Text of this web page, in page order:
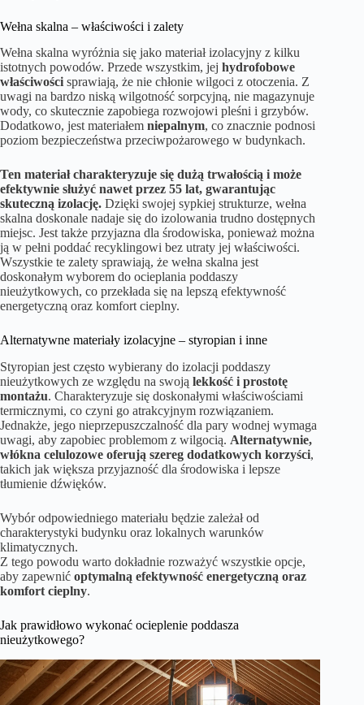
Wełna skalna – właściwości i zalety
Wełna skalna wyróżnia się jako materiał izolacyjny z kilku
istotnych powodów. Przede wszystkim, jej hydrofobowe
właściwości sprawiają, że nie chłonie wilgoci z otoczenia. Z
uwagi na bardzo niską wilgotność sorpcyjną, nie magazynuje
wody, co skutecznie zapobiega rozwojowi pleśni i grzybów.
Dodatkowo, jest materiałem niepalnym, co znacznie podnosi
poziom bezpieczeństwa przeciwpożarowego w budynkach.
Ten materiał charakteryzuje się dużą trwałością i może
efektywnie służyć nawet przez 55 lat, gwarantując
skuteczną izolację. Dzięki swojej sypkiej strukturze, wełna
skalna doskonale nadaje się do izolowania trudno dostępnych
miejsc. Jest także przyjazna dla środowiska, ponieważ można
ją w pełni poddać recyklingowi bez utraty jej właściwości.
Wszystkie te zalety sprawiają, że wełna skalna jest
doskonałym wyborem do ocieplania poddaszy
nieużytkowych, co przekłada się na lepszą efektywność
energetyczną oraz komfort cieplny.
Alternatywne materiały izolacyjne – styropian i inne
Styropian jest często wybierany do izolacji poddaszy
nieużytkowych ze względu na swoją lekkość i prostotę
montażu. Charakteryzuje się doskonałymi właściwościami
termicznymi, co czyni go atrakcyjnym rozwiązaniem.
Jednakże, jego nieprzepuszczalność dla pary wodnej wymaga
uwagi, aby zapobiec problemom z wilgocią. Alternatywnie,
włókna celulozowe oferują szereg dodatkowych korzyści,
takich jak większa przyjazność dla środowiska i lepsze
tłumienie dźwięków.
Wybór odpowiedniego materiału będzie zależał od
charakterystyki budynku oraz lokalnych warunków
klimatycznych.
Z tego powodu warto dokładnie rozważyć wszystkie opcje,
aby zapewnić optymalną efektywność energetyczną oraz
komfort cieplny.
Jak prawidłowo wykonać ocieplenie poddasza
nieużytkowego?